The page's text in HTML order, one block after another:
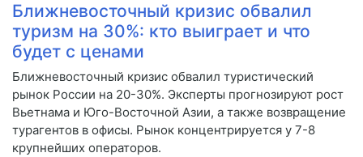
Ближневосточный кризис обвалил
туризм на 30%: кто выиграет и что
будет с ценами
Ближневосточный кризис обвалил туристический
рынок России на 20-30%. Эксперты прогнозируют рост
Вьетнама и Юго-Восточной Азии, а также возвращение
турагентов в офисы. Рынок концентрируется у 7-8
крупнейших операторов.